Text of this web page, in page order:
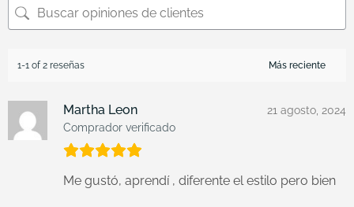
1-1 of 2 reseñas
Martha Leon
Comprador verificado
21 agosto, 2024
Me gustó, aprendí , diferente el estilo pero bien